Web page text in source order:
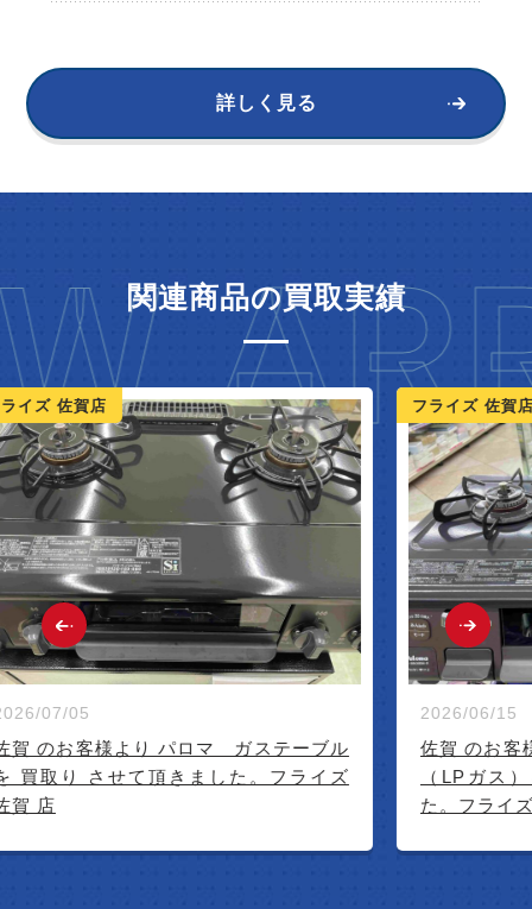
詳しく見る
関連商品の買取実績
イズ 佐賀店
07/05
賀 のお客様より パロマ ガステーブル
買取り させて頂きました。フライズ
賀 店
フライズ 佐賀店
2026/06/15
佐賀 のお客
（LPガス
た。フライ